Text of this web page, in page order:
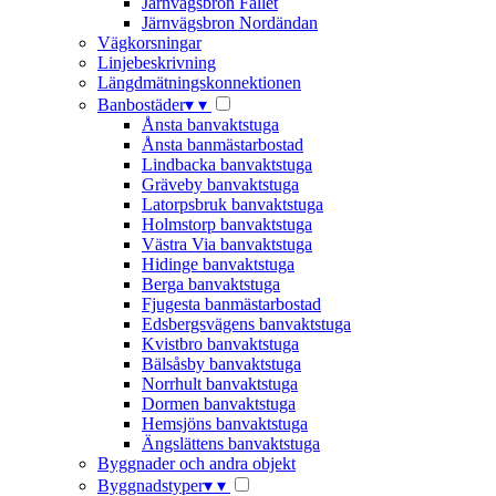
Järnvägsbron Nordändan
Vägkorsningar
Linjebeskrivning
Längdmätningskonnektionen
Banbostäder▾ ▾
Ånsta banvaktstuga
Ånsta banmästarbostad
Lindbacka banvaktstuga
Gräveby banvaktstuga
Latorpsbruk banvaktstuga
Holmstorp banvaktstuga
Västra Via banvaktstuga
Hidinge banvaktstuga
Berga banvaktstuga
Fjugesta banmästarbostad
Edsbergsvägens banvaktstuga
Kvistbro banvaktstuga
Bälsåsby banvaktstuga
Norrhult banvaktstuga
Dormen banvaktstuga
Hemsjöns banvaktstuga
Ängslättens banvaktstuga
Byggnader och andra objekt
Byggnadstyper▾ ▾